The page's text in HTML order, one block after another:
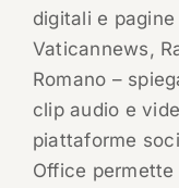
digitali e
Vaticannews,
Romano –
clip audio e
piattaforme
Office permette